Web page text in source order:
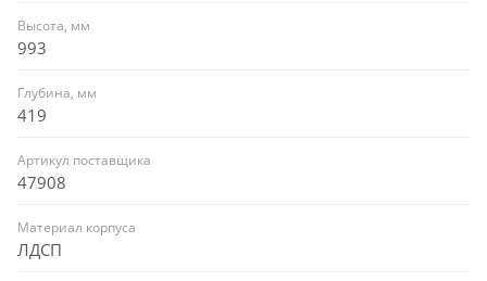
Высота, мм
993
Глубина, мм
419
Артикул поставщика
47908
Материал корпуса
ЛДСП